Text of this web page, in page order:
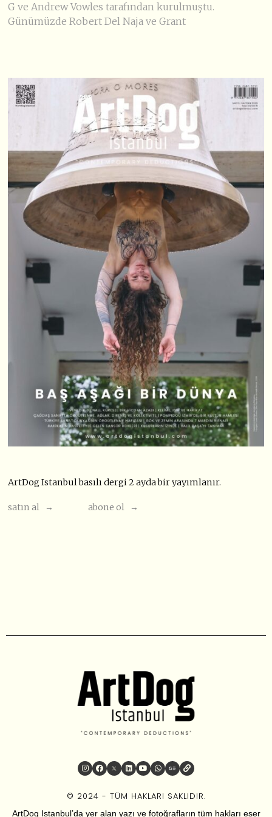
G ve Andrew Vowles tarafından kurulmuştu.
Günümüzde Robert Del Naja ve Grant
ArtDog Istanbul basılı dergi 2 ayda bir yayımlanır.
satın al → abone ol →
© 2024 - TÜM HAKLARI SAKLIDIR.
ArtDog Istanbul’da yer alan yazı ve fotoğrafların tüm hakları eser